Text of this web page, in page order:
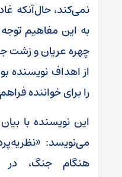
نمی‌کند، حال‌آنکه
به این مفاهیم
چهره عریان و زشت
از اهداف نویسنده
را برای خواننده
می‌نویسد:
هنگام جنگ، در